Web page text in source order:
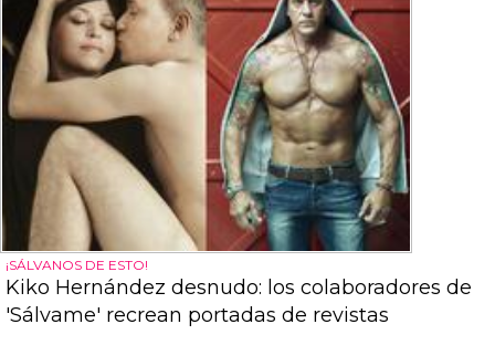
¡SÁLVANOS DE ESTO!
Kiko Hernández desnudo: los colaboradores de
'Sálvame' recrean portadas de revistas